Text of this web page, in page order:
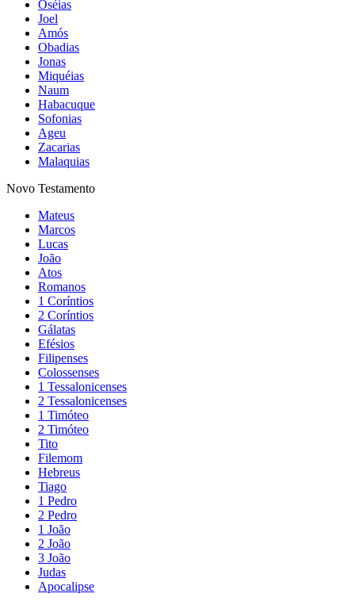
Oséias
Joel
Amós
Obadias
Jonas
Miquéias
Naum
Habacuque
Sofonias
Ageu
Zacarias
Malaquias
Novo Testamento
Mateus
Marcos
Lucas
João
Atos
Romanos
1 Coríntios
2 Coríntios
Gálatas
Efésios
Filipenses
Colossenses
1 Tessalonicenses
2 Tessalonicenses
1 Timóteo
2 Timóteo
Tito
Filemom
Hebreus
Tiago
1 Pedro
2 Pedro
1 João
2 João
3 João
Judas
Apocalipse